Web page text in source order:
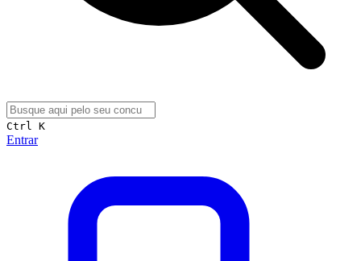
Ctrl K
Entrar